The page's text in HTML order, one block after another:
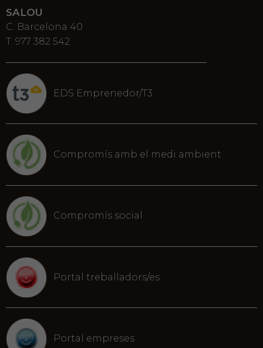
SALOU
C. Barcelona 40
T. 977 382 542
EDS Emprenedor/T3
Compromís amb el medi ambient
Compromís social
Portal treballadors/es
Portal empreses